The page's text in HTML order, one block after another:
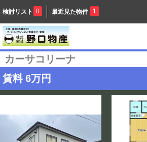
検討リスト 0 最近見た物件 1
カーサコリーナ
賃料 6万円